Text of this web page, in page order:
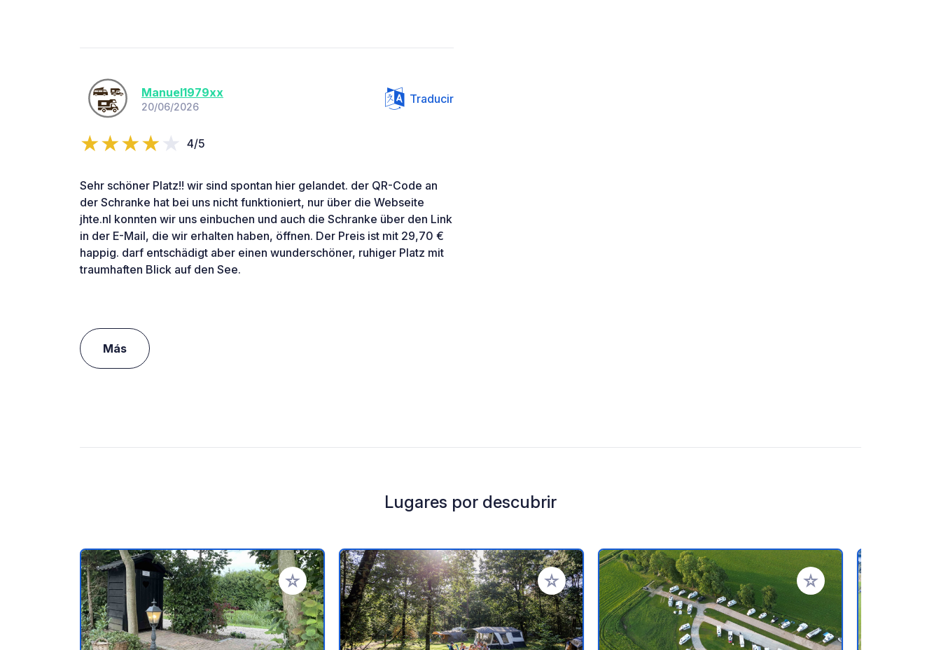
Manuel1979xx
20/06/2026
Traducir
4/5
Sehr schöner Platz!! wir sind spontan hier gelandet. der QR-Code an
der Schranke hat bei uns nicht funktioniert, nur über die Webseite
jhte.nl konnten wir uns einbuchen und auch die Schranke über den Link
in der E-Mail, die wir erhalten haben, öffnen. Der Preis ist mit 29,70 €
happig. darf entschädigt aber einen wunderschöner, ruhiger Platz mit
traumhaften Blick auf den See.
Más
Lugares por descubrir
Añadir a tus favoritos Añadir a tus favoritos